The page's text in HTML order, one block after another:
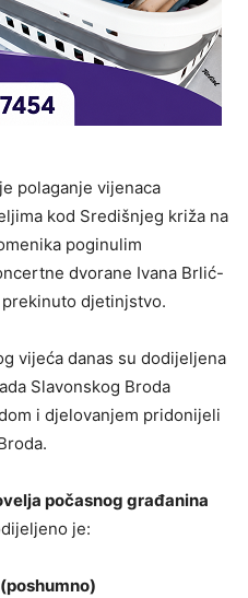
polaganje vijenaca
kod Središnjeg križa na
poginulim
dvorane Ivana Brlić-
djetinjstvo.
vijeća danas su dodijeljena
Slavonskog Broda
i djelovanjem pridonijeli
počasnog građanina
je:
(poshumno)